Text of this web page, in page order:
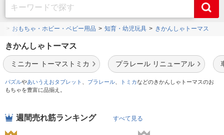
おもちゃ・ホビー・ベビー用品 知育・幼児玩具 きかんしゃトーマス
きかんしゃトーマス
ミニカー トーマストミカ プラレール リニューアル
パズルやあいうえおタブレット プラレール トミカなどのきかんしゃトーマスのお
もちゃを豊富に品揃え。
週間売れ筋ランキング すべて見る